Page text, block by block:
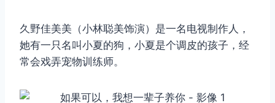
久野佳美美（小林聪美饰演）是一名电视制作人，
她有一只名叫小夏的狗，小夏是个调皮的孩子，经
常会戏弄宠物训练师。